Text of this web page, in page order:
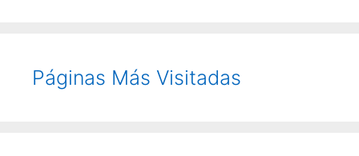
Páginas Más Visitadas